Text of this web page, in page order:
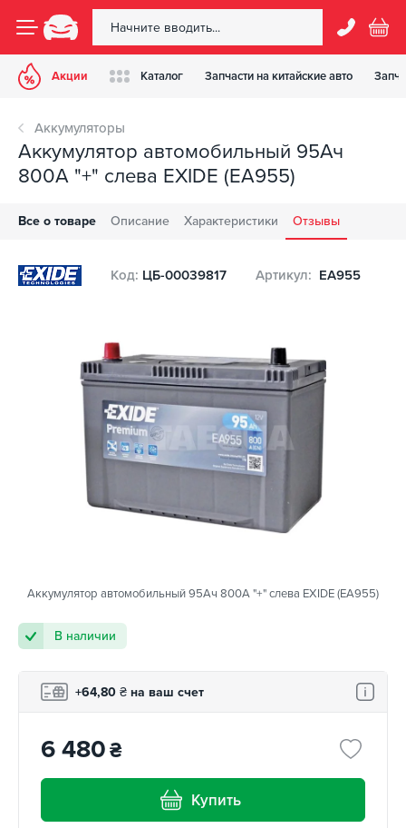
Акции Каталог Запчасти на китайские авто
Аккумуляторы
Аккумулятор автомобильный 95Ач
800А "+" слева EXIDE (EA955)
Все о товаре Описание Характеристики Отзывы
Код: ЦБ-00039817 Артикул: EA955
Аккумулятор автомобильный 95Ач 800А "+" слева EXIDE (EA955)
В наличии
+64,80 ₴ на ваш счет
6 480₴
Купить